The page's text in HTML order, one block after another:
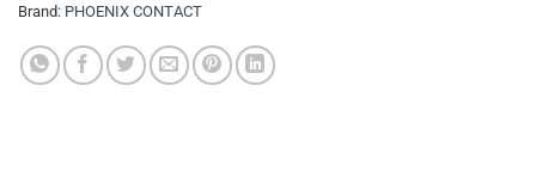
Brand: PHOENIX CONTACT